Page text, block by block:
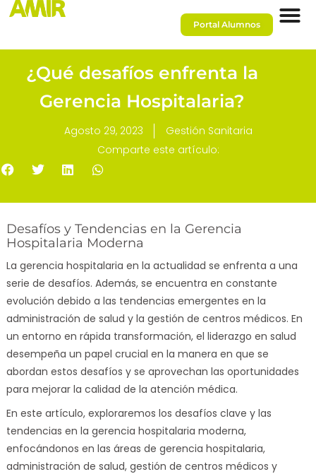
Portal Alumnos
¿Qué desafíos enfrenta la
Gerencia Hospitalaria?
Agosto 29, 2023
Gestión Sanitaria
Comparte este artículo:
Desafíos y Tendencias en la Gerencia
Hospitalaria Moderna
La gerencia hospitalaria en la actualidad se enfrenta a una
serie de desafíos. Además, se encuentra en constante
evolución debido a las tendencias emergentes en la
administración de salud y la gestión de centros médicos. En
un entorno en rápida transformación, el liderazgo en salud
desempeña un papel crucial en la manera en que se
abordan estos desafíos y se aprovechan las oportunidades
para mejorar la calidad de la atención médica.
En este artículo, exploraremos los desafíos clave y las
tendencias en la gerencia hospitalaria moderna,
enfocándonos en las áreas de gerencia hospitalaria,
administración de salud, gestión de centros médicos y